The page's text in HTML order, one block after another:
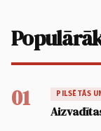
01 PILSĒTĀS